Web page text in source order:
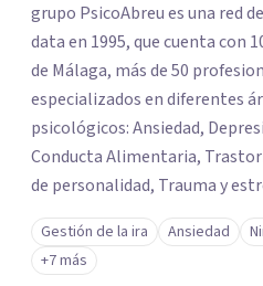
grupo PsicoAbreu es una red
data en 1995, que cuenta con
de Málaga, más de 50
especializados en diferentes
psicológicos: Ansiedad,
Conducta Alimentaria,
de personalidad, Trauma y
Psicología Infantil y juvenil,
de Psicología Jurídica,
mucho más. PsicoAbreu cuenta
Gestión de la ira Ansiedad
+7 más